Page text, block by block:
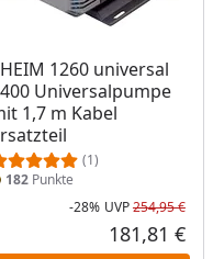
Preis
1260 universal
Universalpumpe
1,7 m Kabel
(1)
182Punkte
-28% UVP254,95 €
181,81 €